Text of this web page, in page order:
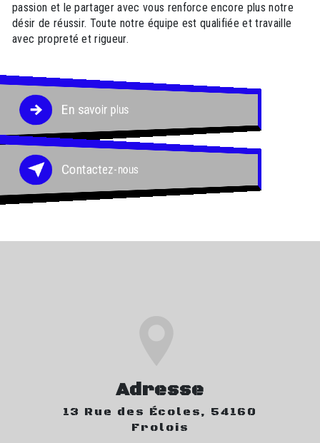
passion et le partager avec vous renforce encore plus notre
désir de réussir. Toute notre équipe est qualifiée et travaille
avec propreté et rigueur.
En savoir plus
Contactez-nous
Adresse
13 Rue des Écoles, 54160
Frolois